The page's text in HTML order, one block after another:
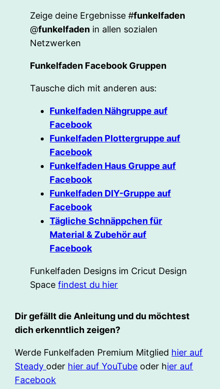
Zeige deine Ergebnisse #funkelfaden
@funkelfaden in allen sozialen
Netzwerken
Funkelfaden Facebook Gruppen
Tausche dich mit anderen aus:
Funkelfaden Nähgruppe auf
Facebook
Funkelfaden Plottergruppe auf
Facebook
Funkelfaden Haus Gruppe auf
Facebook
Funkelfaden DIY-Gruppe auf
Facebook
Tägliche Schnäppchen für
Material & Zubehör auf
Facebook
Funkelfaden Designs im Cricut Design
Spacefindest du hier
Dir gefällt die Anleitung und du möchtest
dich erkenntlich zeigen?
Werde Funkelfaden Premium Mitglied hier auf
Steady oder hier auf YouTube oder hier auf
Facebook